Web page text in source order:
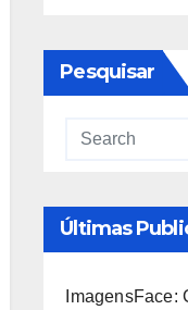
Pesquisar
Últimas
ImagensFace: